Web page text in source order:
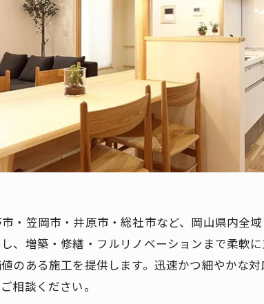
・笠岡市・井原市・総社市など、岡山県内全
、増築・修繕・フルリノベーションまで柔軟
のある施工を提供します。迅速かつ細やかな
相談ください。